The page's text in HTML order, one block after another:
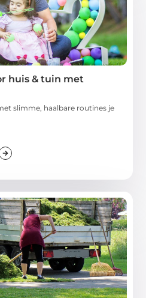
huis & tuin met
slimme, haalbare routines je